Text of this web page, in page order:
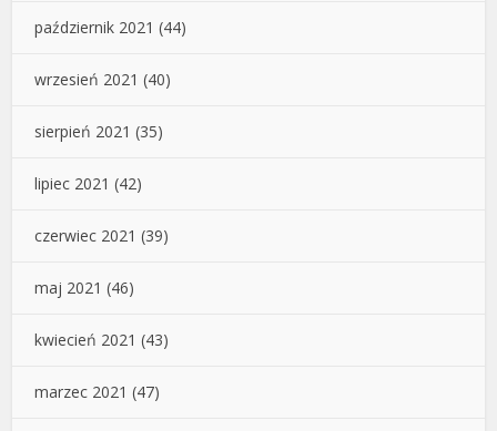
październik 2021 (44)
wrzesień 2021 (40)
sierpień 2021 (35)
lipiec 2021 (42)
czerwiec 2021 (39)
maj 2021 (46)
kwiecień 2021 (43)
marzec 2021 (47)